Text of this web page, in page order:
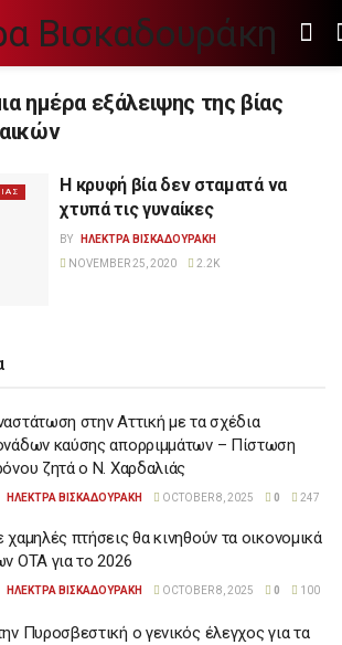
ημέρα εξάλειψης της βίας
Η κρυφή βία δεν σταματά να
χτυπά τις γυναίκες
BY
ΗΛΕΚΤΡΑ ΒΙΣΚΑΔΟΥΡΑΚΗ
NOVEMBER 25, 2020
2.2K
στην Αττική με τα σχέδια
καύσης απορριμμάτων – Πίστωση
ζητά ο Ν. Χαρδαλιάς
ΗΛΕΚΤΡΑ ΒΙΣΚΑΔΟΥΡΑΚΗ OCTOBER 8, 2025 0 247
χαμηλές πτήσεις θα κινηθούν τα οικονομικά
ΟΤΑ για το 2026
ΗΛΕΚΤΡΑ ΒΙΣΚΑΔΟΥΡΑΚΗ OCTOBER 8, 2025 0 100
Πυροσβεστική ο γενικός έλεγχος για τα